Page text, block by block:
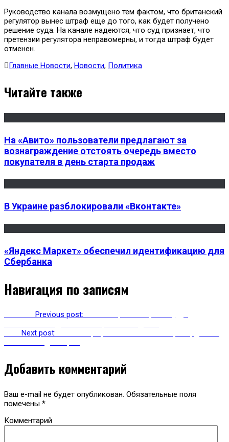
Руководство канала возмущено тем фактом, что британский
регулятор вынес штраф еще до того, как будет получено
решение суда. На канале надеются, что суд признает, что
претензии регулятора неправомерны, и тогда штраф будет
отменен.
Главные Новости, Новости, Политика
Читайте также
На «Авито» пользователи предлагают за
вознаграждение отстоять очередь вместо
покупателя в день старта продаж
В Украине разблокировали «Вконтакте»
«Яндекс Маркет» обеспечил идентификацию для
Сбербанка
Навигация по записям
Previous post:
Next post:
Добавить комментарий
Ваш e-mail не будет опубликован. Обязательные поля
помечены *
Комментарий